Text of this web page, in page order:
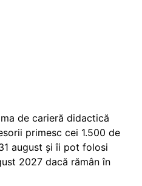
de carieră didactică
primesc cei 1.500 de
august și îi pot folosi
2027 dacă rămân în